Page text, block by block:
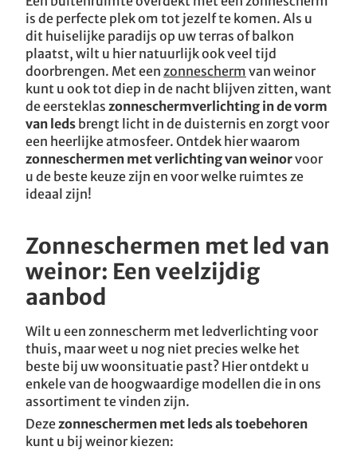
is de perfecte plek om tot jezelf te komen. Als u
dit huiselijke paradijs op uw terras of balkon
plaatst, wilt u hier natuurlijk ook veel tijd
doorbrengen. Met een zonnescherm van weinor
kunt u ook tot diep in de nacht blijven zitten, want
de eersteklas zonneschermverlichting in de vorm
van leds brengt licht in de duisternis en zorgt voor
een heerlijke atmosfeer. Ontdek hier waarom
zonneschermen met verlichting van weinorvoor
u de beste keuze zijn en voor welke ruimtes ze
ideaal zijn!
Zonneschermen met led van
weinor: Een veelzijdig
aanbod
Wilt u een zonnescherm met ledverlichting voor
thuis, maar weet u nog niet precies welke het
beste bij uw woonsituatie past? Hier ontdekt u
enkele van de hoogwaardige modellen die in ons
assortiment te vinden zijn.
Dezezonneschermen met leds als toebehoren
kunt u bij weinor kiezen: